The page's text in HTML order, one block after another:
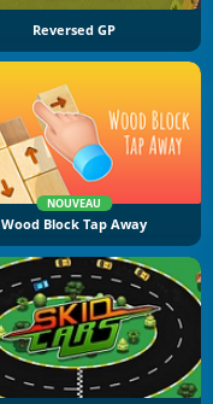
Reversed GP
NOUVEAU
Wood Block Tap Away